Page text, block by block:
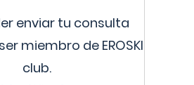
enviar tu consulta
miembro de EROSKI
club.